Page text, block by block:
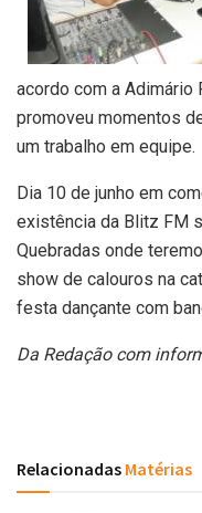
acordo com a
promoveu momentos
um trabalho em equipe.
Dia 10 de junho em
existência da Blitz FM
Quebradas onde
show de calouros na
festa dançante com
Da Redação com
Relacionadas Matérias